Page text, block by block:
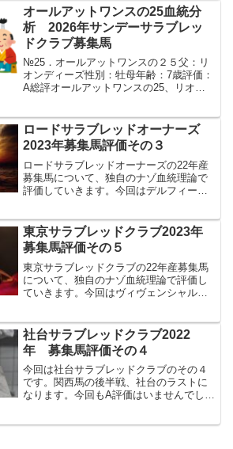
解説の必要はほぼないけどね。イクイノ
ックスの全妹。...
オールアットワンスの25血統分
析 2026年サンデーサラブレッ
ドクラブ募集馬
№25．オールアットワンスの２５父：リ
オンディーズ性別：牡母年齢：7歳評価：
A総評オールアットワンスの25、リオン
ルとG1馬を出して着実に序列が上がって
る感じしますね。...
ロードサラブレッドオーナーズ
2023年募集馬評価その３
ロードサラブレッドオーナーズの22年産
募集馬について、独自のナゾ血統理論で
評価していきます。今回はデルフィーノ
は、アドマイヤグルーヴ≒ハーツクライ
の3/4同血クロ...
東京サラブレッドクラブ2023年
募集馬評価その５
東京サラブレッドクラブの22年産募集馬
について、独自のナゾ血統理論で評価し
ていきます。今回はヴィヴェンシャルの
ゥラメンテ×ラトロワンヌ系パワーという
血統構成で、こ...
社台サラブレッドクラブ2022
年 募集馬評価その４
今回は社台サラブレッドクラブのその４
です。関西馬の後半戦、社台のラストに
なります。今回もA評価はいませんでした